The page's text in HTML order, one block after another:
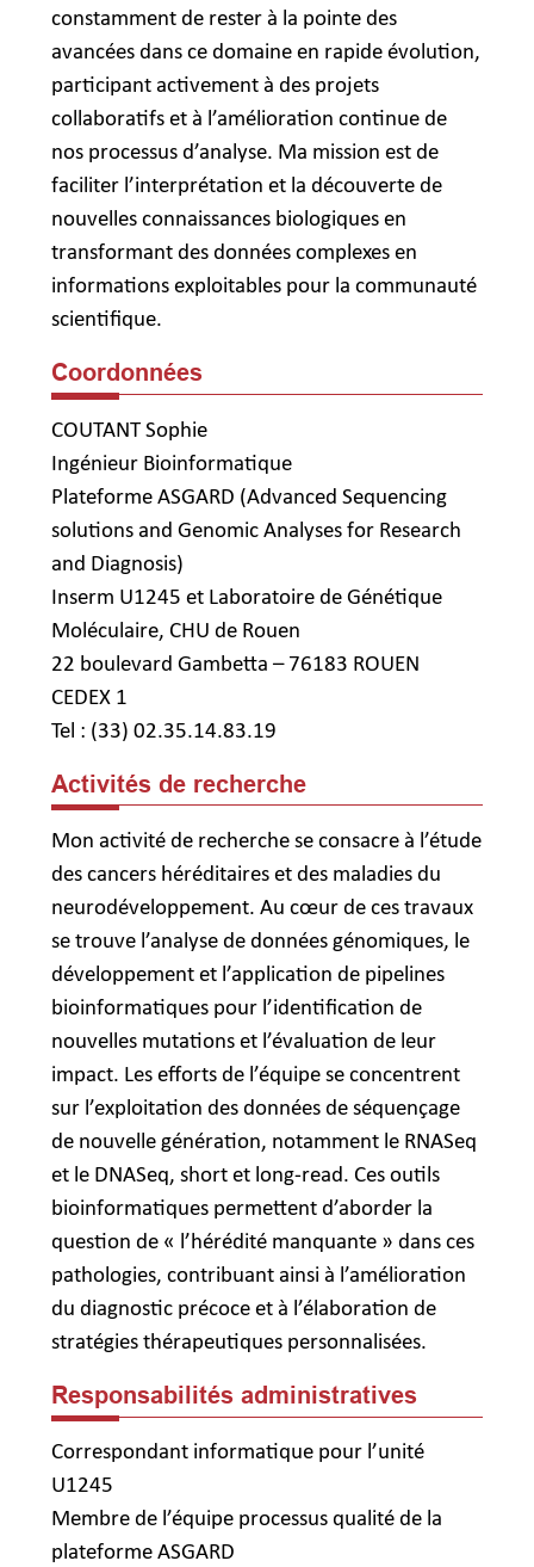
constamment de rester à la pointe des
avancées dans ce domaine en rapide évolution,
participant activement à des projets
collaboratifs et à l’amélioration continue de
nos processus d’analyse. Ma mission est de
faciliter l’interprétation et la découverte de
nouvelles connaissances biologiques en
transformant des données complexes en
informations exploitables pour la communauté
scientifique.
Coordonnées
COUTANT Sophie
Ingénieur Bioinformatique
Plateforme ASGARD (Advanced Sequencing
solutions and Genomic Analyses for Research
and Diagnosis)
Inserm U1245 et Laboratoire de Génétique
Moléculaire, CHU de Rouen
22 boulevard Gambetta – 76183 ROUEN
CEDEX 1
Tel : (33) 02.35.14.83.19
Activités de recherche
Mon activité de recherche se consacre à l’étude
des cancers héréditaires et des maladies du
neurodéveloppement. Au cœur de ces travaux
se trouve l’analyse de données génomiques, le
développement et l’application de pipelines
bioinformatiques pour l’identification de
nouvelles mutations et l’évaluation de leur
impact. Les efforts de l’équipe se concentrent
sur l’exploitation des données de séquençage
de nouvelle génération, notamment le RNASeq
et le DNASeq, short et long-read. Ces outils
bioinformatiques permettent d’aborder la
question de « l’hérédité manquante » dans ces
pathologies, contribuant ainsi à l’amélioration
du diagnostic précoce et à l’élaboration de
stratégies thérapeutiques personnalisées.
Responsabilités administratives
Correspondant informatique pour l’unité
U1245
Membre de l’équipe processus qualité de la
plateforme ASGARD